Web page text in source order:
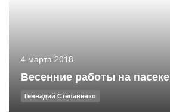
4 марта 2018
Весенние работы на пасеке
Геннадий Степаненко